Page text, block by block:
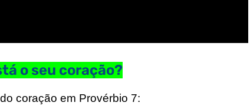
o seu coração?
coração em Provérbio 7: